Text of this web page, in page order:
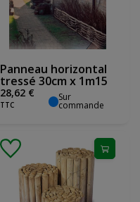
Panneau horizontal
tressé 30cm x 1m15
28,62 €
TTC
Sur
commande